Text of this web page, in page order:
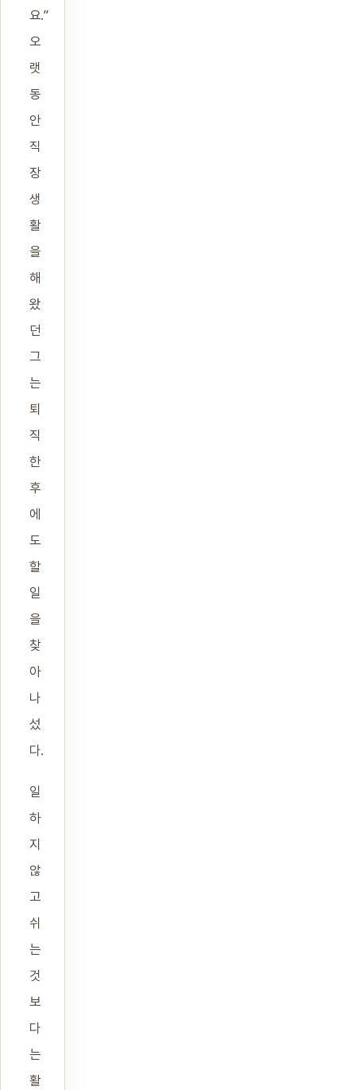
요.”
오
랫
동
안
직
장
생
활
을
해
왔
던
그
는
퇴
직
한
후
에
도
할
일
을
찾
아
나
섰
다.
일
하
지
않
고
쉬
는
것
보
다
는
활